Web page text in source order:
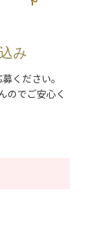
み
ください。
のでご安心く